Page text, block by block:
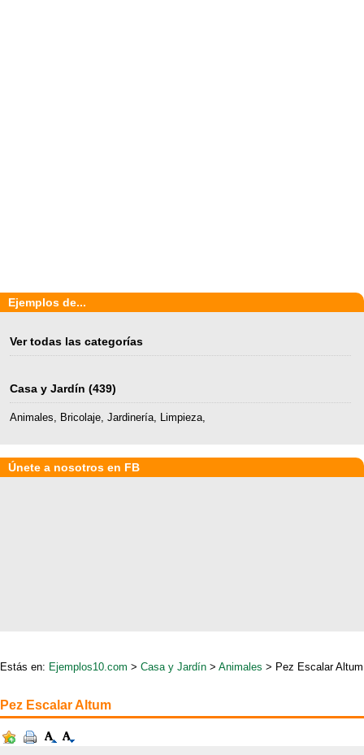
Ejemplos de...
Ver todas las categorías
Casa y Jardín (439)
Animales, Bricolaje, Jardinería, Limpieza,
Únete a nosotros en FB
Estás en: Ejemplos10.com > Casa y Jardín > Animales > Pez Escalar Altum
Pez Escalar Altum